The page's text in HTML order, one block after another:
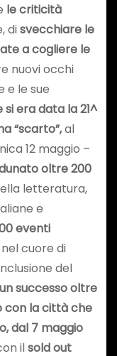
le criticità
disvecchiare le
a cogliere le
nuovi occhi
e le sue
era data la 21^
“scarto”,al
12 maggio –
oltre 200
letteratura,
e
eventi
cuore di
del
successo oltre
con la città che
dal 7 maggio
ilsold out